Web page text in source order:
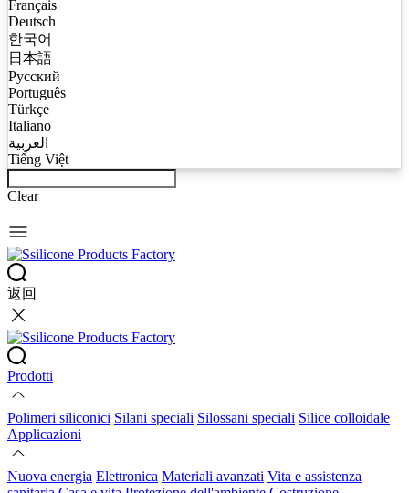
Français
Deutsch
한국어
日本語
Русский
Português
Türkçe
Italiano
العربية
Tiếng Việt
Clear
返回
Prodotti
Polimeri siliconici Silani speciali Silossani speciali Silice colloidale
Applicazioni
Nuova energia Elettronica Materiali avanzati Vita e assistenza